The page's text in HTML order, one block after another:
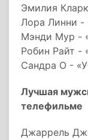
Эмилия
Лора Линни -
Мэнди Мур -
Робин Райт -
Сандра О -
Лучшая
телефильме
Джаррель